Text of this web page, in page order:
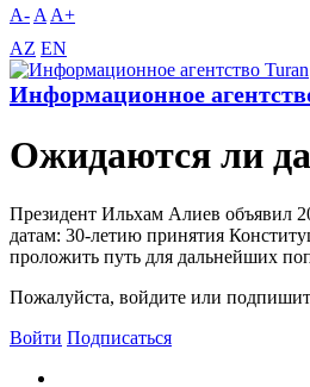
A- A A+
AZ EN
Информационное
Ожидаются ли
Президент Ильхам Алиев объявил
датам: 30-летию принятия
проложить путь для дальнейших
Пожалуйста, войдите или
Войти Подписаться